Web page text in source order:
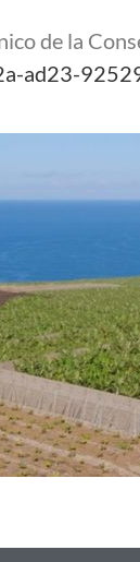
de la
ad23-